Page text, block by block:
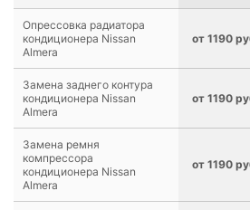
Опрессовка радиатора
кондиционера Nissan
Almera
от 1190
Замена заднего контура
кондиционера Nissan
Almera
от 1190
Замена ремня
компрессора
кондиционера Nissan
Almera
от 1190